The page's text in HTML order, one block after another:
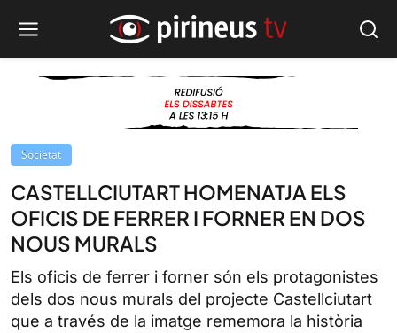
Societat
CASTELLCIUTART HOMENATJA ELS
OFICIS DE FERRER I FORNER EN DOS
NOUS MURALS
Els oficis de ferrer i forner són els protagonistes
dels dos nous murals del projecte Castellciutart
que a través de la imatge rememora la història